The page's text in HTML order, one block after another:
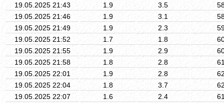
19.05.2025 21:43
1.9 3.5
19.05.2025 21:46
1.9 3.1
19.05.2025 21:49
1.9 2.3
19.05.2025 21:52
1.7 1.8
19.05.2025 21:55
1.9 2.9
19.05.2025 21:58
1.8 2.8
19.05.2025 22:01
1.9 2.8
19.05.2025 22:04
1.8 3.7
19.05.2025 22:07
1.6 2.4